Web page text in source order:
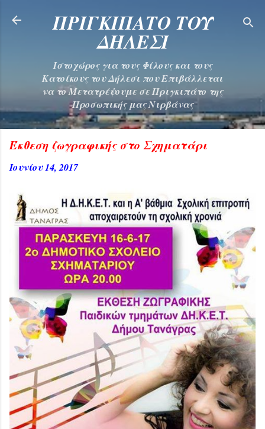
Μετάβαση στο κύριο περιεχόμενο
ΠΡΙΓΚΙΠΑΤΟ ΤΟΥ
ΔΗΛΕΣΙ
Ιστοχώρος για τους Φίλους και τους
Κατοίκους του Δήλεσι που Επιβάλλεται
να το Μετατρέψουμε σε Πριγκιπάτο της
Προσωπικής μας Νιρβάνας
Έκθεση ζωγραφικής στο Σχηματάρι
Ιουνίου 14, 2017